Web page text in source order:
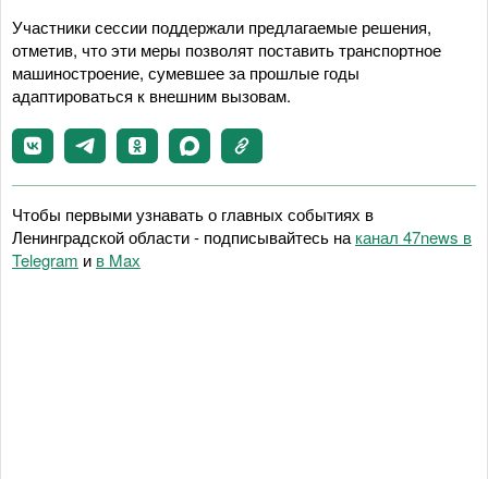
Участники сессии поддержали предлагаемые решения,
отметив, что эти меры позволят поставить транспортное
машиностроение, сумевшее за прошлые годы
адаптироваться к внешним вызовам.
Чтобы первыми узнавать о главных событиях в
Ленинградской области - подписывайтесь на канал 47news в
Telegram и в Maх